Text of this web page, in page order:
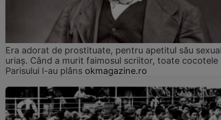
Era adorat de prostituate, pentru apetitul său
uriaș. Când a murit faimosul scriitor, toate cocotele
Parisului l-au plâns okmagazine.ro